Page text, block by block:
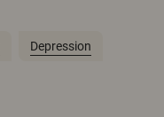
Depression